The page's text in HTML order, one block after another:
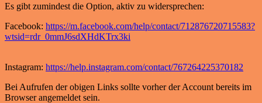
Es gibt zumindest die Option, aktiv zu widersprechen:
Facebook: https://m.facebook.com/help/contact/712876720715583?
wtsid=rdr_0mmJ6sdXHdKTrx3ki
Instagram: https://help.instagram.com/contact/767264225370182
Bei Aufrufen der obigen Links sollte vorher der Account bereits im
Browser angemeldet sein.